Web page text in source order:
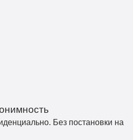
Без постановки на